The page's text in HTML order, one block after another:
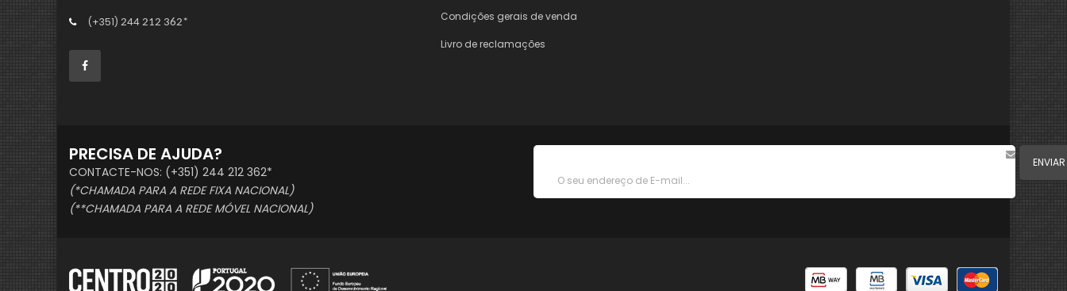
(+351) 244 212 362* Condições gerais de venda
Livro de reclamações
PRECISA DE AJUDA?
CONTACTE-NOS: (+351) 244 212 362*
(*CHAMADA PARA A REDE FIXA NACIONAL)
(**CHAMADA PARA A REDE MÓVEL NACIONAL)
ENVIAR